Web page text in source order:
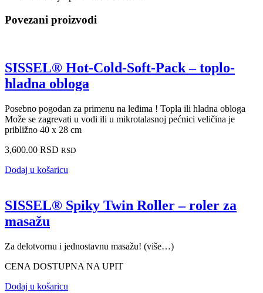
Povezani proizvodi
SISSEL® Hot-Cold-Soft-Pack – toplo-
hladna obloga
Posebno pogodan za primenu na leđima ! Topla ili hladna obloga
Može se zagrevati u vodi ili u mikrotalasnoj pećnici veličina je
približno 40 x 28 cm
3,600.00 RSD RSD
Dodaj u košaricu
SISSEL® Spiky Twin Roller – roler za
masažu
Za delotvornu i jednostavnu masažu! (više…)
CENA DOSTUPNA NA UPIT
Dodaj u košaricu